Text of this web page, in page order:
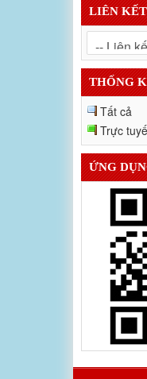
LIÊN
THỐNG
Tất cả
Trực
ỨNG